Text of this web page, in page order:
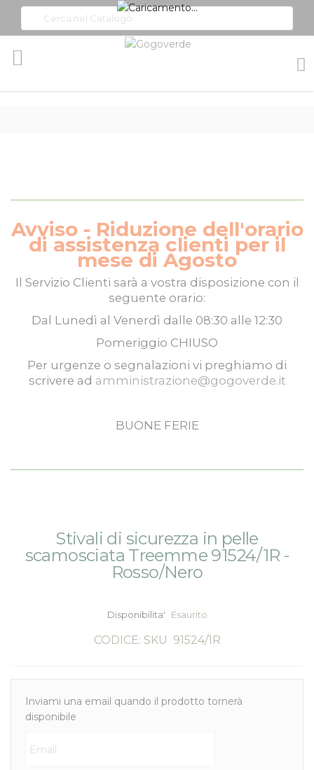
Avviso - Riduzione dell'orario
di assistenza clienti per il
mese di Agosto
Il Servizio Clienti sarà a vostra disposizione con il
seguente orario:
Dal Lunedì al Venerdì dalle 08:30 alle 12:30
Pomeriggio CHIUSO
Per urgenze o segnalazioni vi preghiamo di
scrivere ad amministrazione@gogoverde.it
BUONE FERIE
fine
della
Stivali di sicurezza in pelle
scamosciata Treemme 91524/1R -
Rosso/Nero
Disponibilita' Esaurito
CODICE: SKU 91524/1R
Inviami una email quando il prodotto tornerà
disponibile